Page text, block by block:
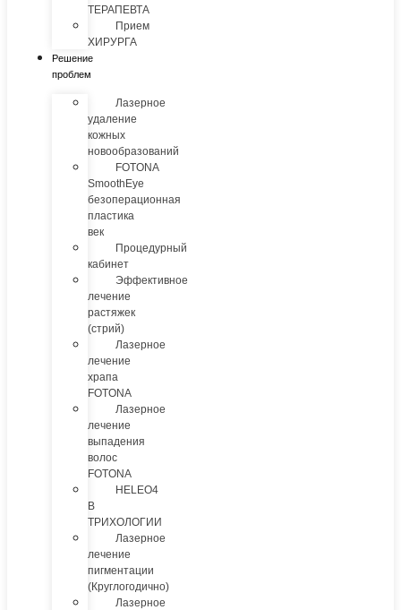
ТЕРАПЕВТА
Прием
ХИРУРГА
Решение
проблем
Лазерное
удаление
кожных
новообразований
FOTONA
SmoothEye
безоперационная
пластика
век
Процедурный
кабинет
Эффективное
лечение
растяжек
(стрий)
Лазерное
лечение
храпа
FOTONA
Лазерное
лечение
выпадения
волос
FOTONA
HELEO4
В
ТРИХОЛОГИИ
Лазерное
лечение
пигментации
(Круглогодично)
Лазерное